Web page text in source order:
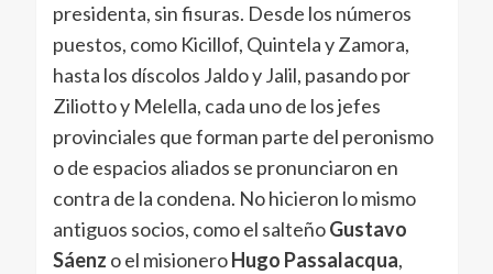
presidenta, sin fisuras. Desde los números
puestos, como Kicillof, Quintela y Zamora,
hasta los díscolos Jaldo y Jalil, pasando por
Ziliotto y Melella, cada uno de los jefes
provinciales que forman parte del peronismo
o de espacios aliados se pronunciaron en
contra de la condena. No hicieron lo mismo
antiguos socios, como el salteñoGustavo
Sáenz o el misioneroHugo Passalacqua,